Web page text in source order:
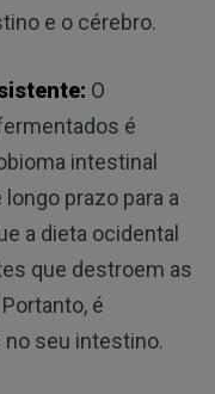
e o cérebro.
O
é
intestinal
prazo para a
a dieta ocidental
que destroem as
é
seu intestino.